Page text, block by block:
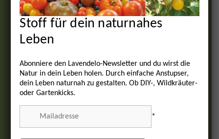
Stoff für dein naturnahes
Leben
Abonniere den Lavendelo-Newsletter und du wirst die
Natur in dein Leben holen. Durch einfache Anstupser,
dein Leben naturnah zu gestalten. Ob DIY-, Wildkräuter-
oder Gartenkicks.
*